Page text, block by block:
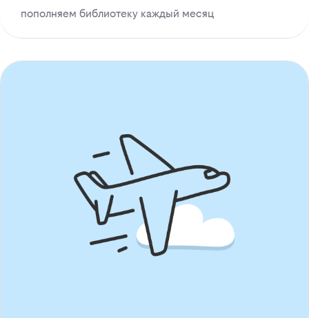
пополняем библиотеку каждый месяц